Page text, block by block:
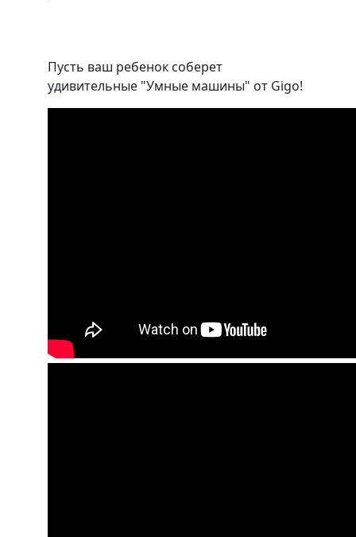
Пусть ваш ребенок соберет
удивительные "Умные машины" от Gigo!